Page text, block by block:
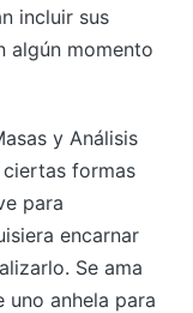
incluir sus
algún momento
y Análisis
ciertas formas
para
encarnar
Se ama
anhela para